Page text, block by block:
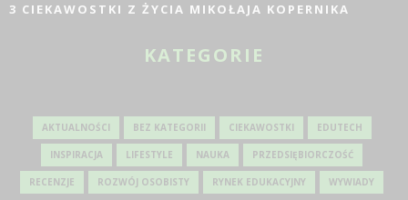
3 CIEKAWOSTKI Z ŻYCIA MIKOŁAJA KOPERNIKA
KATEGORIE
AKTUALNOŚCI BEZ KATEGORII CIEKAWOSTKI EDUTECH
INSPIRACJA LIFESTYLE NAUKA PRZEDSIĘBIORCZOŚĆ
RECENZJE ROZWÓJ OSOBISTY RYNEK EDUKACYJNY WYWIADY